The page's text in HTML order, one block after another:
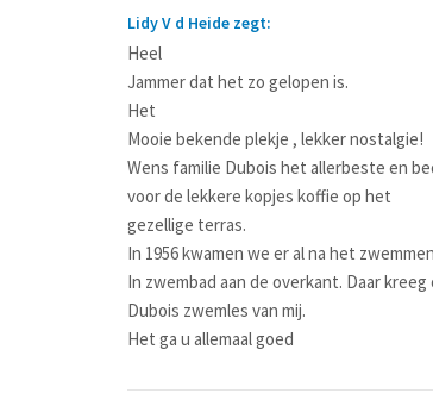
Lidy V d Heide zegt:
Heel
Jammer dat het zo gelopen is.
Het
Mooie bekende plekje , lekker nostalgie!
Wens familie Dubois het allerbeste en
voor de lekkere kopjes koffie op het
gezellige terras.
In 1956 kwamen we er al na het zwemmen
In zwembad aan de overkant. Daar kreeg
Dubois zwemles van mij.
Het ga u allemaal goed